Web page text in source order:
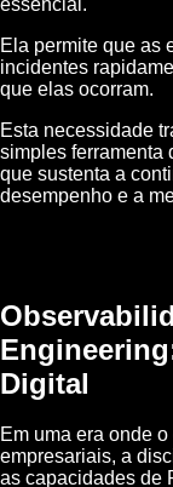
Ela permite que as
incidentes
que elas ocorram.
Esta necessidade
simples ferramenta
que sustenta a
desempenho e a
Digital
Em uma era onde
empresariais, a
as capacidades de